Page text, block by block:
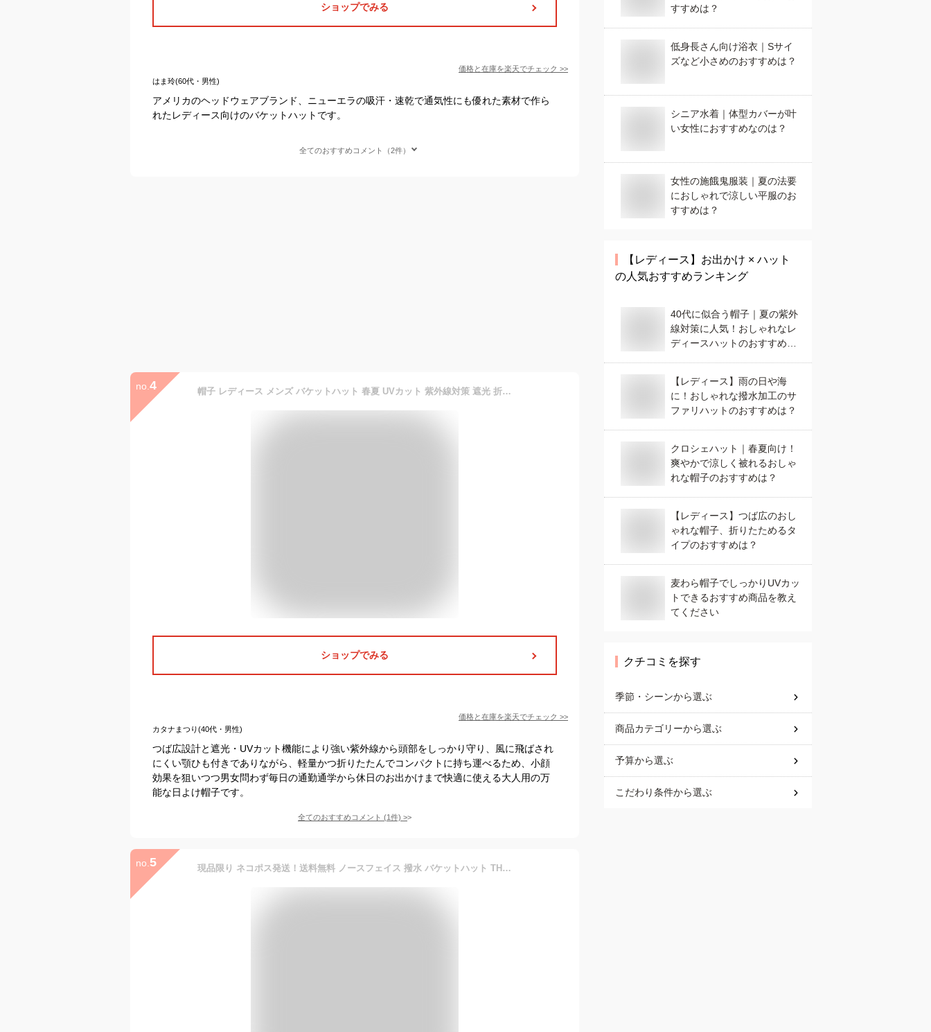
ショップでみる
価格と在庫を楽天でチェック >>
はま玲(60代・男性)
アメリカのヘッドウェアブランド、ニューエラの吸汗・速乾で通気性にも優れた素材で作ら
れたレディース向けのバケットハットです。
全てのおすすめコメント（2件）
no. 4 帽子 レディース メンズ バケットハット 春夏 UVカット 紫外線対策 遮光 折りたたみ 小顔 おしゃれ つば広 大人用 顎ひも付き 軽量 男女兼用 母の日 可愛い 無地 日よけ 通勤通学 通学 通勤
ショップでみる
価格と在庫を楽天でチェック >>
カタナまつり(40代・男性)
つば広設計と遮光・UVカット機能により強い紫外線から頭部をしっかり守り、風に飛ばされ
にくい顎ひも付きでありながら、軽量かつ折りたたんでコンパクトに持ち運べるため、小顔
効果を狙いつつ男女問わず毎日の通勤通学から休日のお出かけまで快適に使える大人用の万
能な日よけ帽子です。
全てのおすすめコメント (1件) >
no. 5 現品限り ネコポス発送！送料無料 ノースフェイス 撥水 バケットハット THE NORTH FACE Camp Side Hat キャンプサイドハット メンズ レディース 帽子 アウトドア 登山 ハイキング ザ ノースフェイス UVカット 紫外線防止 NN02345
すすめは？
低身長さん向け浴衣｜Sサイ
ズなど小さめのおすすめは？
シニア水着｜体型カバーが叶
い女性におすすめなのは？
女性の施餓鬼服装｜夏の法要
におしゃれで涼しい平服のお
すすめは？
【レディース】 お出かけ × ハット
の人気おすすめランキング
40代に似合う帽子｜夏の紫外
線対策に人気！おしゃれなレ
ディースハットのおすすめ
【レディース】雨の日や海
に！おしゃれな撥水加工のサ
ファリハットのおすすめは？
クロシェハット｜春夏向け！
爽やかで涼しく被れるおしゃ
れな帽子のおすすめは？
【レディース】つば広のおし
ゃれな帽子、折りたためるタ
イプのおすすめは？
麦わら帽子でしっかりUVカッ
トできるおすすめ商品を教え
てください
クチコミを探す
季節・シーンから選ぶ
商品カテゴリーから選ぶ
予算から選ぶ
こだわり条件から選ぶ